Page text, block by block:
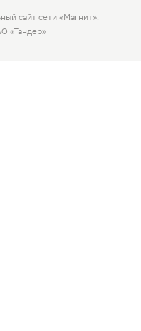
сайт сети «Магнит».
«Тандер»